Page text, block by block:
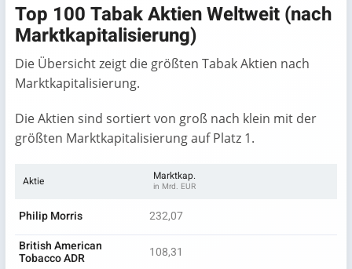
Top 100 Tabak Aktien Weltweit (nach
Marktkapitalisierung)
Die Übersicht zeigt die größten Tabak Aktien nach
Marktkapitalisierung.
Die Aktien sind sortiert von groß nach klein mit der
größten Marktkapitalisierung auf Platz 1.
Aktie Marktkap.
in Mrd. EUR
Philip Morris
232,07
British American
Tobacco ADR 108,31